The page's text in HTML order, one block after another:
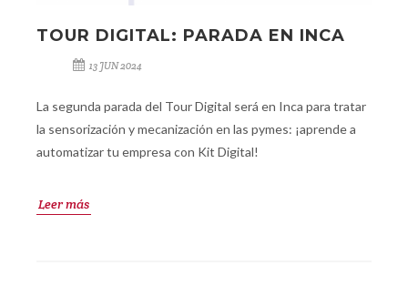
TOUR DIGITAL: PARADA EN INCA
13 JUN 2024
La segunda parada del Tour Digital será en Inca para tratar
la sensorización y mecanización en las pymes: ¡aprende a
automatizar tu empresa con Kit Digital!
Leer más